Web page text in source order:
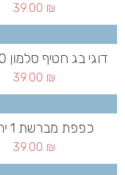
39.00 ₪
דוגי בג חטיף סלמון 150 גרם
39.00 ₪
כפפת מברשת 1 יחידות
39.00 ₪